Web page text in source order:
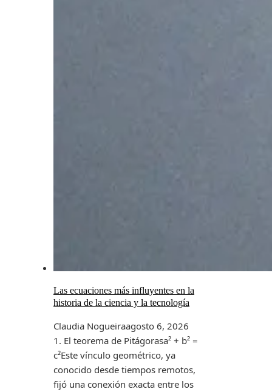
Las ecuaciones más influyentes en la
historia de la ciencia y la tecnología
Claudia Nogueiraagosto 6, 2026
1. El teorema de Pitágorasa² + b² =
c²Este vínculo geométrico, ya
conocido desde tiempos remotos,
fijó una conexión exacta entre los